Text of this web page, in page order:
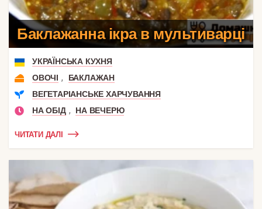
Баклажанна ікра в мультиварці
УКРАЇНСЬКА КУХНЯ
ОВОЧІ ,
БАКЛАЖАН
ВЕГЕТАРІАНСЬКЕ ХАРЧУВАННЯ
НА ОБІД , НА ВЕЧЕРЮ
ЧИТАТИ ДАЛІ